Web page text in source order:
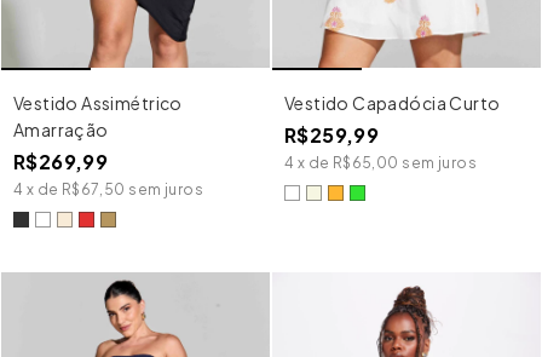
Vestido Assimétrico
Amarração
R$269,99
4 x de R$67,50 sem juros
Vestido Capadócia Curto
R$259,99
4 x de R$65,00 sem juros